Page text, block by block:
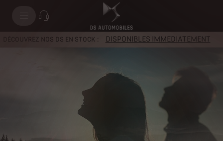
DÉCOUVREZ NOS DS EN STOCK : DISPONIBLES IMMEDIATEMENT